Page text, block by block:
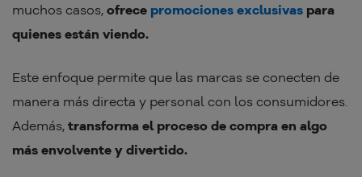
muchos casos, ofrece promociones exclusivas para
quienes están viendo.
Este enfoque permite que las marcas se conecten de
manera más directa y personal con los consumidores.
Además, transforma el proceso de compra en algo
más envolvente y divertido.